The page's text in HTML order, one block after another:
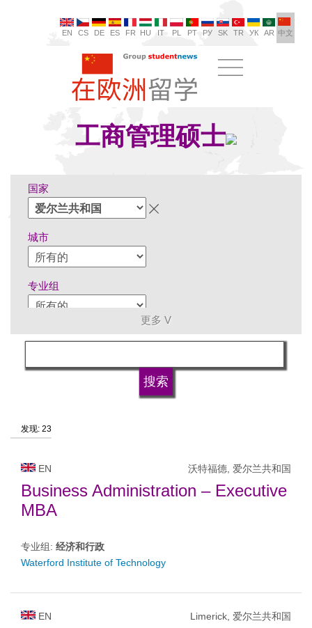
EN CS DE ES FR HU IT PL PT РУ SK TR УК AR 中文
工商管理硕士
国家
城市
专业组
语言
大学状况
更多 V
发现: 23
EN 沃特福德, 爱尔兰共和国
Business Administration – Executive
MBA
专业组: 经济和行政
Waterford Institute of Technology
EN Limerick, 爱尔兰共和国